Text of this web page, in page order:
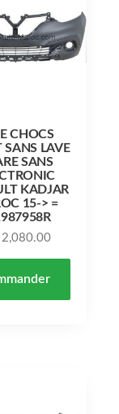
CHOCS
SANS LAVE
SANS
KADJAR
15-> =
2,080.00